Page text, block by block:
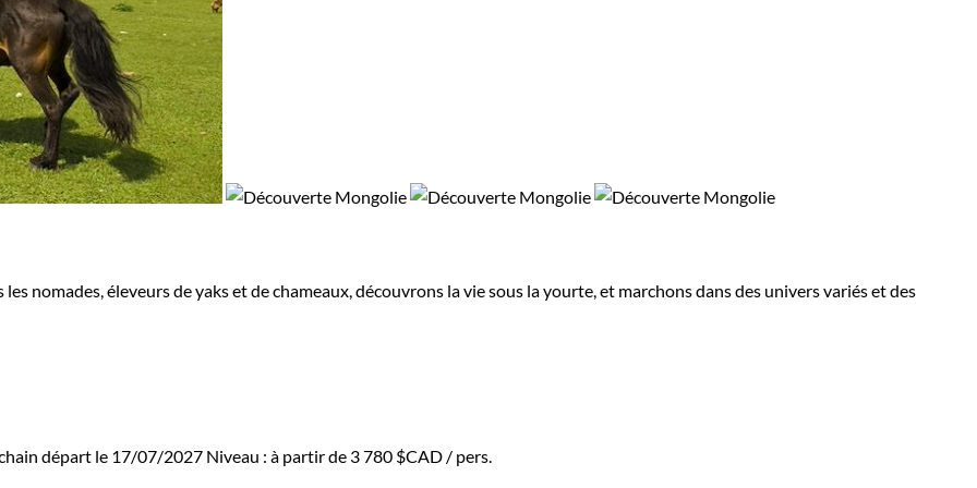
nomades, éleveurs de yaks et de chameaux, découvrons la vie sous la yourte, et marchons dans des univers variés et des
départ le 17/07/2027 Niveau : à partir de 3 780 $CAD / pers.